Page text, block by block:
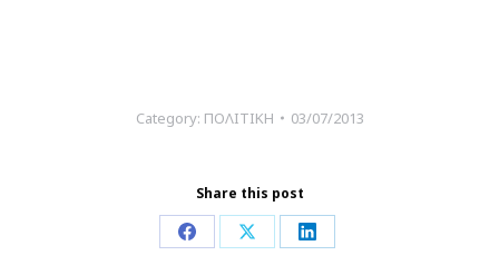
Category: ΠΟΛΙΤΙΚΗ 03/07/2013
Share this post
Share Share Share